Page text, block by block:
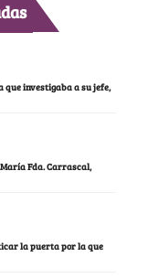
que investigaba a su jefe,
Fda. Carrascal,
la puerta por la que